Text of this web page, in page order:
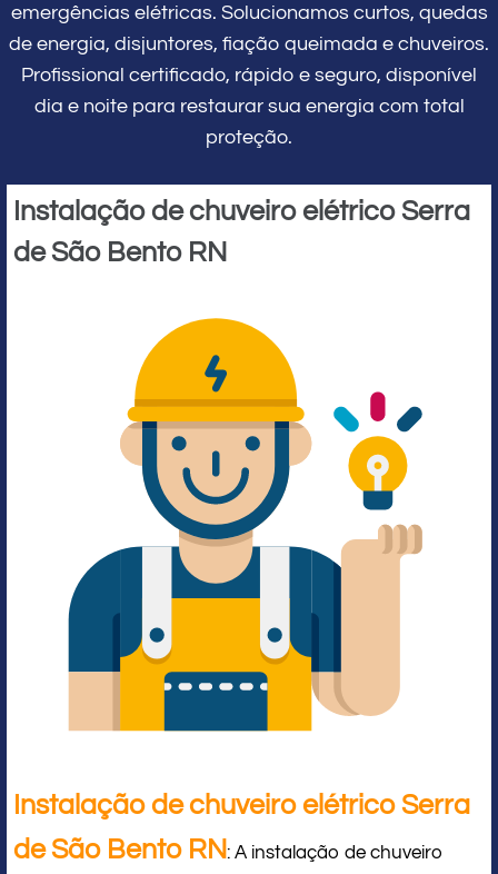
emergências elétricas. Solucionamos curtos, quedas
de energia, disjuntores, fiação queimada e chuveiros.
Profissional certificado, rápido e seguro, disponível
dia e noite para restaurar sua energia com total
proteção.
Instalação de chuveiro elétrico Serra
de São Bento RN
Instalação de chuveiro elétrico Serra
de São Bento RN: A instalação de chuveiro